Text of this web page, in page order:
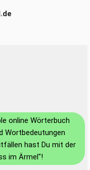
online Wörterbuch
Wortbedeutungen
hast Du mit der
im Ärmel"!